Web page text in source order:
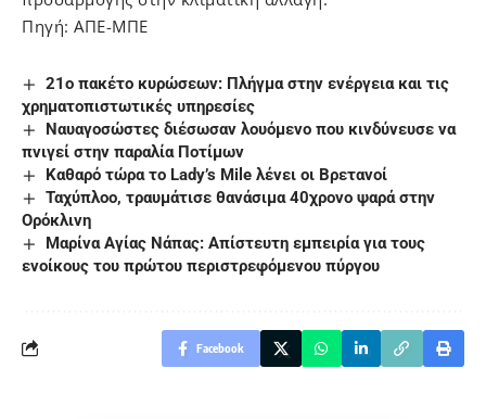
Πηγή: ΑΠΕ-ΜΠΕ
21ο πακέτο κυρώσεων: Πλήγμα στην ενέργεια και τις
χρηματοπιστωτικές υπηρεσίες
Ναυαγοσώστες διέσωσαν λουόμενο που κινδύνευσε να
πνιγεί στην παραλία Ποτίμων
Καθαρό τώρα το Lady’s Mile λένει οι Βρετανοί
Ταχύπλοο, τραυμάτισε θανάσιμα 40χρονο ψαρά στην
Ορόκλινη
Μαρίνα Αγίας Νάπας: Απίστευτη εμπειρία για τους
ενοίκους του πρώτου περιστρεφόμενου πύργου
Facebook